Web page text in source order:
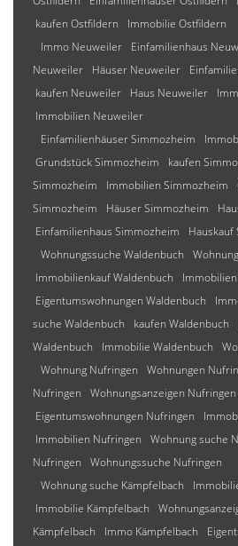
kaufen Ostfildern
Immobilie Ostfildern
Immo Neuweiler
Einfamilienhaus
Neuweiler
Häuser Neuweiler
kaufen Neuweiler
Haus Neuweiler
Immobilien Neuweiler
Einfamilienhäuser Simmozheim
Grundstück Simmozheim
kaufen
Simmozheim
Immobilien Simmozheim
Simmozheim
Häuser Simmozheim
Einfamilienhaus Simmozheim
Wohnungssuche Waldenbuch
Immobilienkauf Waldenbuch
Eigentumswohnungen Waldenbuch
suche Waldenbuch
kaufen Waldenbuch
Waldenbuch
Immobilie Waldenbuch
Wohnung Nufringen
Wohnungen
Nufringen
Wohnungsanzeigen Nufringen
Eigentumswohnungen Nufringen
Immobilien Nufringen
Wohnung suche
Nufringen
Wohnungssuche Nufringen
Wohnung suche Kämpfelbach
Immobilie Kämpfelbach
Kämpfelbach
Immo Kämpfelbach